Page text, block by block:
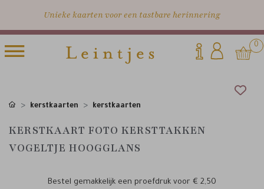
Unieke kaarten voor een tastbare herinnering
0
kerstkaarten kerstkaarten
KERSTKAART FOTO KERSTTAKKEN
VOGELTJE HOOGGLANS
Bestel gemakkelijk een proefdruk voor € 2,50